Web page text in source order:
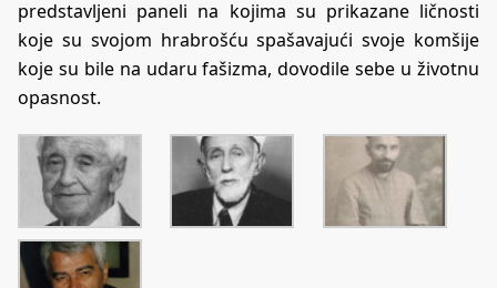
predstavljeni paneli na kojima su prikazane ličnosti
koje su svojom hrabrošću spašavajući svoje komšije
koje su bile na udaru fašizma, dovodile sebe u životnu
opasnost.